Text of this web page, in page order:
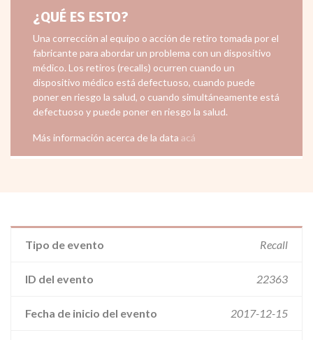
¿QUÉ ES ESTO?
Una corrección al equipo o acción de retiro tomada por el
fabricante para abordar un problema con un dispositivo
médico. Los retiros (recalls) ocurren cuando un
dispositivo médico está defectuoso, cuando puede
poner en riesgo la salud, o cuando simultáneamente está
defectuoso y puede poner en riesgo la salud.
Más información acerca de la data acá
Tipo de evento Recall
ID del evento 22363
Fecha de inicio del evento 2017-12-15